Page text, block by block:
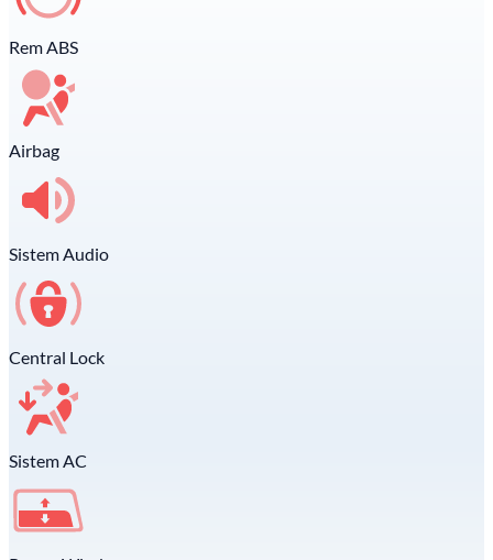
Rem ABS
Airbag
Sistem Audio
Central Lock
Sistem AC